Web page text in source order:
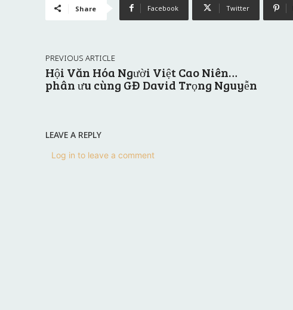
Share Facebook Twitter
PREVIOUS ARTICLE
Hội Văn Hóa Người Việt Cao Niên…
phân ưu cùng GĐ David Trọng Nguyễn
LEAVE A REPLY
Log in to leave a comment